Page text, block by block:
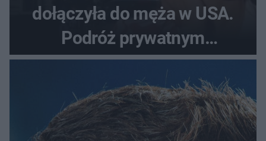
dołączyła do męża w USA.
Podróż prywatnym
odrzutowcem to dopiero
początek!